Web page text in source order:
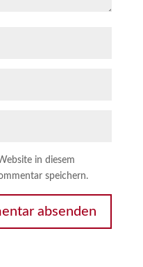
in diesem
speichern.